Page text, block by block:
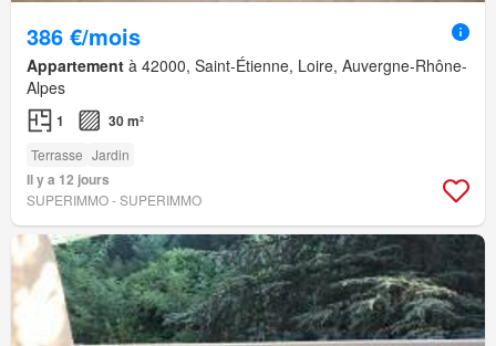
386 €/mois
Appartement à 42000, Saint-Étienne, Loire, Auvergne-Rhône-
Alpes
1 30 m²
Terrasse Jardin
Il y a 12 jours
SUPERIMMO - SUPERIMMO